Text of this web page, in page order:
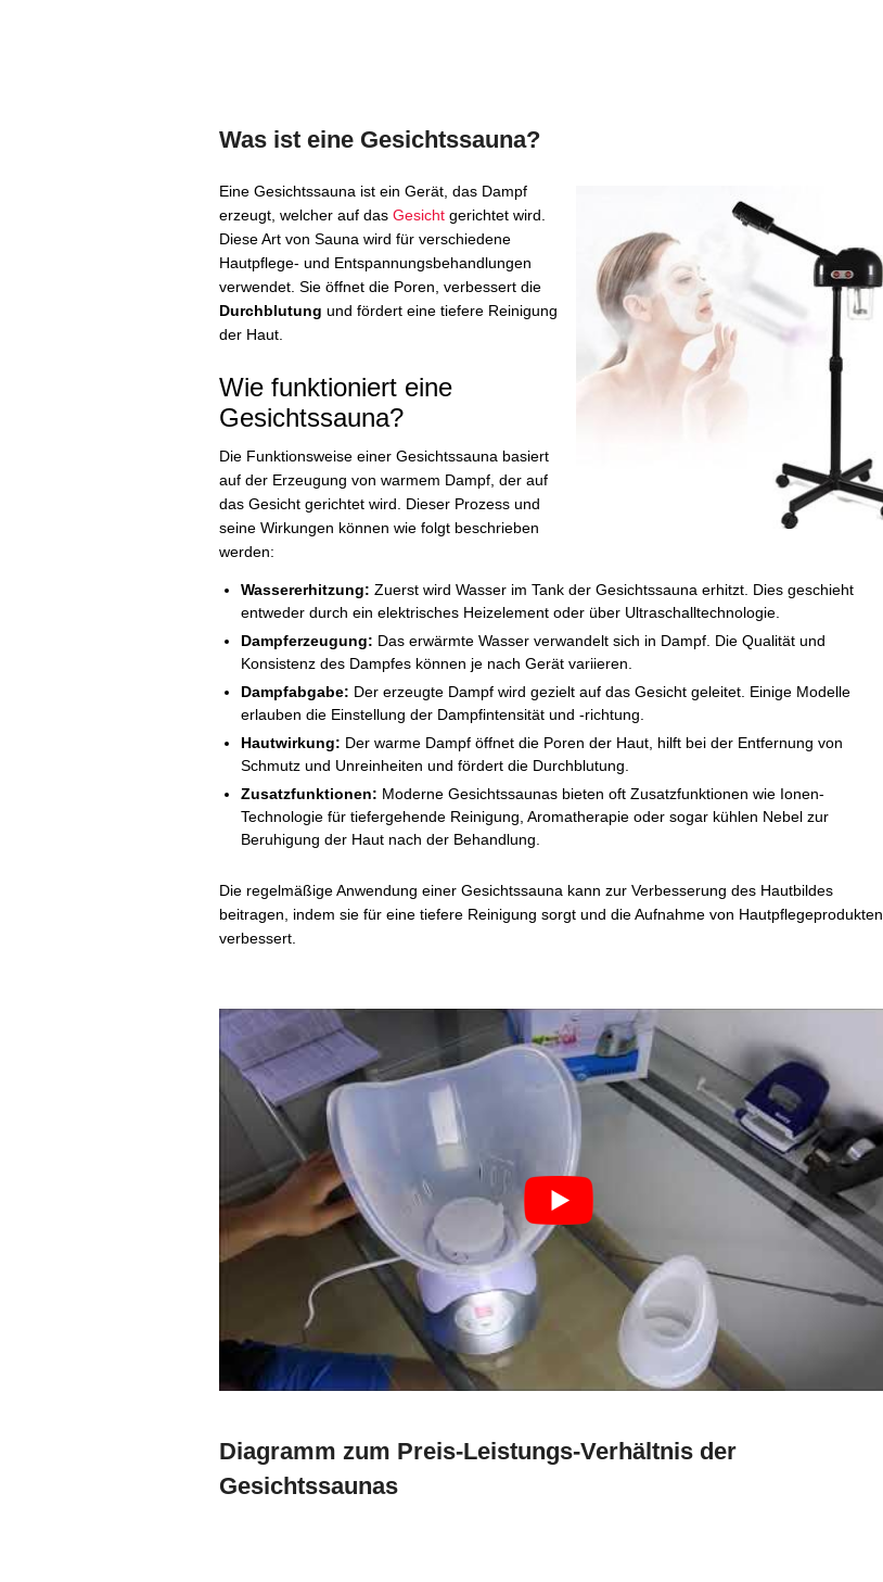
Was ist eine Gesichtssauna?
Eine Gesichtssauna ist ein Gerät, das Dampf
erzeugt, welcher auf das Gesicht gerichtet wird.
Diese Art von Sauna wird für verschiedene
Hautpflege- und Entspannungsbehandlungen
verwendet. Sie öffnet die Poren, verbessert die
Durchblutung und fördert eine tiefere Reinigung
der Haut.
Wie funktioniert eine
Gesichtssauna?
Die Funktionsweise einer Gesichtssauna basiert
auf der Erzeugung von warmem Dampf, der auf
das Gesicht gerichtet wird. Dieser Prozess und
seine Wirkungen können wie folgt beschrieben
werden:
Wassererhitzung: Zuerst wird Wasser im Tank der Gesichtssauna erhitzt. Dies geschieht
entweder durch ein elektrisches Heizelement oder über Ultraschalltechnologie.
Dampferzeugung: Das erwärmte Wasser verwandelt sich in Dampf. Die Qualität und
Konsistenz des Dampfes können je nach Gerät variieren.
Dampfabgabe: Der erzeugte Dampf wird gezielt auf das Gesicht geleitet. Einige Modelle
erlauben die Einstellung der Dampfintensität und -richtung.
Hautwirkung: Der warme Dampf öffnet die Poren der Haut, hilft bei der Entfernung von
Schmutz und Unreinheiten und fördert die Durchblutung.
Zusatzfunktionen: Moderne Gesichtssaunas bieten oft Zusatzfunktionen wie Ionen-
Technologie für tiefergehende Reinigung, Aromatherapie oder sogar kühlen Nebel zur
Beruhigung der Haut nach der Behandlung.
Die regelmäßige Anwendung einer Gesichtssauna kann zur Verbesserung des Hautbildes
beitragen, indem sie für eine tiefere Reinigung sorgt und die Aufnahme von Hautpflegeprodukten
verbessert.
Diagramm zum Preis-Leistungs-Verhältnis der
Gesichtssaunas